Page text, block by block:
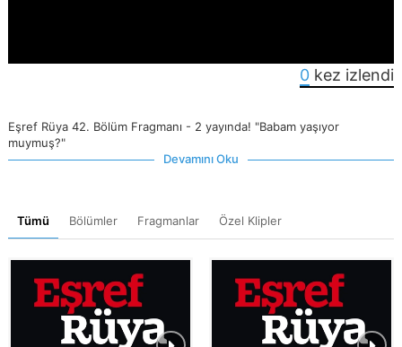
0 kez izlendi
Eşref Rüya 42. Bölüm Fragmanı - 2 yayında! "Babam yaşıyor
muymuş?"
Devamını Oku
Tümü Bölümler Fragmanlar Özel Klipler